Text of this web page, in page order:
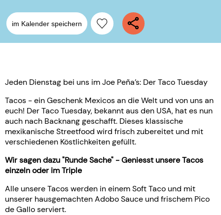
im Kalender speichern
Jeden Dienstag bei uns im Joe Peña’s: Der Taco Tuesday
Tacos - ein Geschenk Mexicos an die Welt und von uns an
euch! Der Taco Tuesday, bekannt aus den USA, hat es nun
auch nach Backnang geschafft. Dieses klassische
mexikanische Streetfood wird frisch zubereitet und mit
verschiedenen Köstlichkeiten gefüllt.
Wir sagen dazu "Runde Sache" - Geniesst unsere Tacos
einzeln oder im Triple
Alle unsere Tacos werden in einem Soft Taco und mit
unserer hausgemachten Adobo Sauce und frischem Pico
de Gallo serviert.